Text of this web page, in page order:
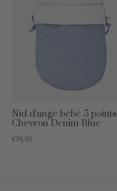
Nid d'ange bébé 5 points
Chevron Denim Blue
€79,95